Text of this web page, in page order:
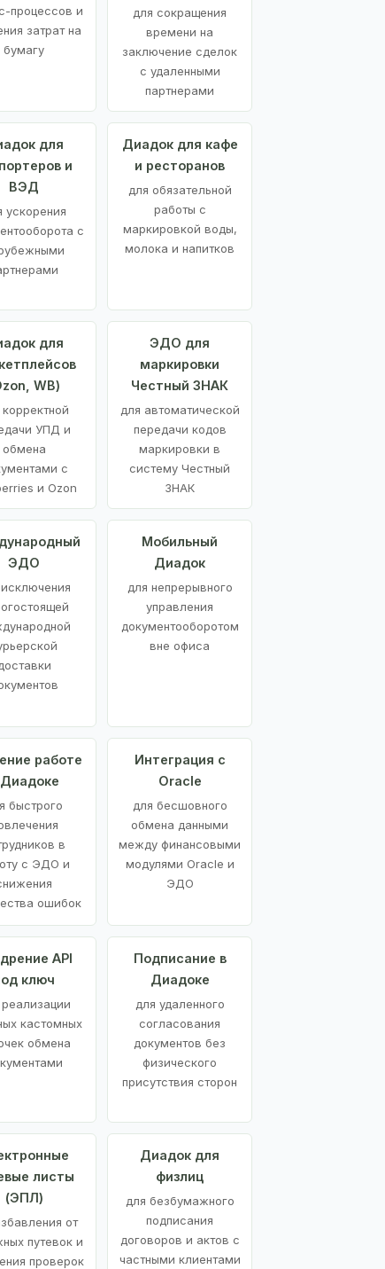
процессов и
затрат на
бумагу
для сокращения
времени на
заключение сделок
с удаленными
партнерами
для
и
ВЭД
ускорения
с
Диадок для кафе
и ресторанов
для обязательной
работы с
маркировкой воды,
молока и напитков
для
WB)
корректной
УПД и
обмена
с
и Ozon
ЭДО для
маркировки
Честный ЗНАК
для автоматической
передачи кодов
маркировки в
систему Честный
ЗНАК
ЭДО
Мобильный
Диадок
для непрерывного
управления
документооборотом
вне офиса
работе
быстрого
в
с ЭДО и
ошибок
Интеграция с
Oracle
для бесшовного
обмена данными
между финансовыми
модулями Oracle и
ЭДО
API
ключ
кастомных
обмена
Подписание в
Диадоке
для удаленного
согласования
документов без
физического
присутствия сторон
листы
(ЭПЛ)
от
путевок и
проверок
Диадок для
физлиц
для безбумажного
подписания
договоров и актов с
частными клиентами